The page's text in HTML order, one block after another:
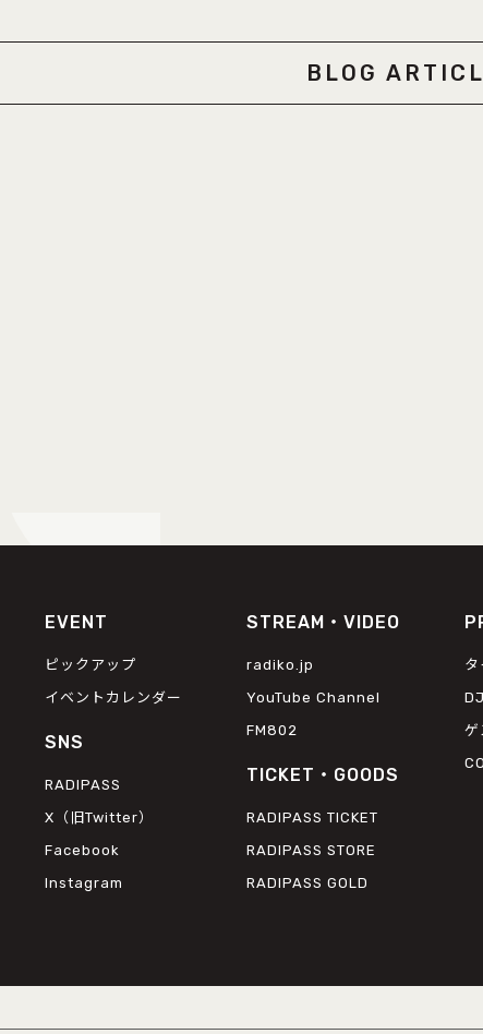
BLOG
EVENT
ピックアップ
イベントカレンダー
SNS
RADIPASS
X（旧Twitter）
Facebook
Instagram
STREAM・VIDEO
radiko.jp
YouTube Channel
FM802
TICKET・GOODS
RADIPASS TICKET
RADIPASS STORE
RADIPASS GOLD
ゲ